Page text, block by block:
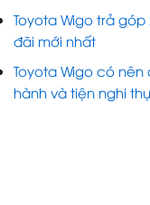
Toyota Wigo trả góp
đãi mới nhất
Toyota Wigo có
hành và tiện nghi